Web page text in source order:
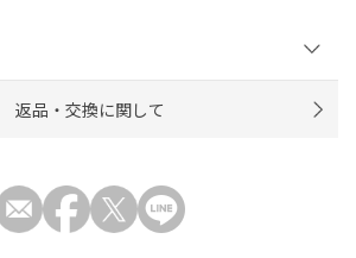
返品・交換に関して